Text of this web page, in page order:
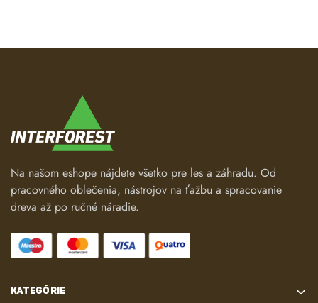
Na našom eshope nájdete všetko pre les a záhradu. Od
pracovného oblečenia, nástrojov na ťažbu a spracovanie
dreva až po ručné náradie.
KATEGÓRIE